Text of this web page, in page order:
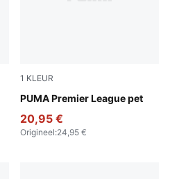
1 KLEUR
PUMA Premier League pet
PUMA Black-PUMA White
20,95 €
Origineel:24,95 €